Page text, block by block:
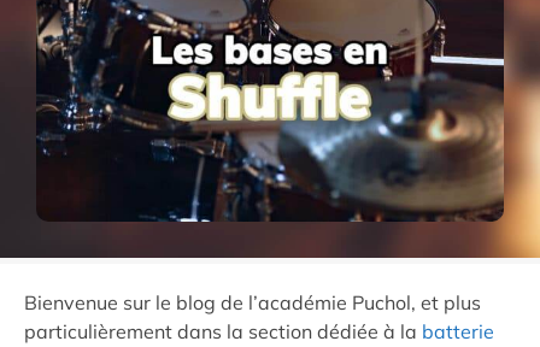
Bienvenue sur le blog de l’académie Puchol, et plus
particulièrement dans la section dédiée à la batterie